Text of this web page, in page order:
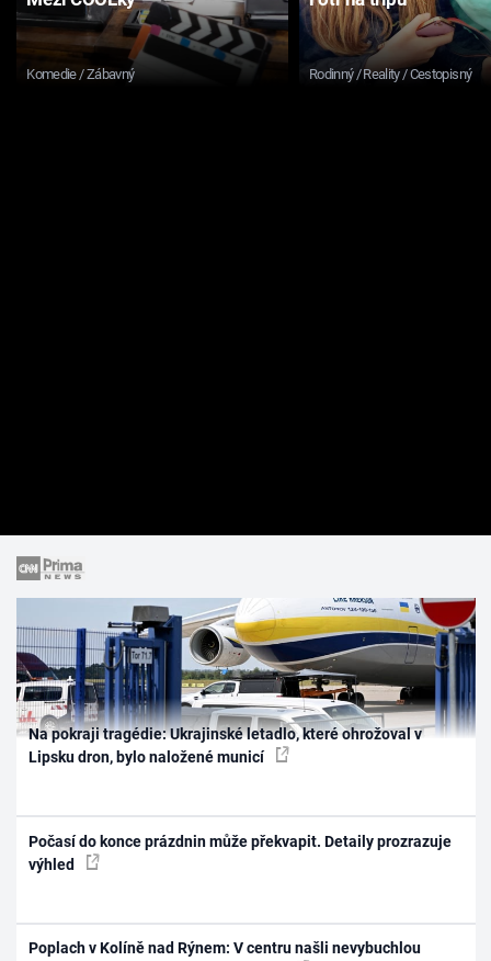
Komedie / Zábavný Rodinný / Reality / Cestopisný
Na pokraji tragédie: Ukrajinské letadlo, které ohrožoval v
Lipsku dron, bylo naložené municí
Počasí do konce prázdnin může překvapit. Detaily prozrazuje
výhled
Poplach v Kolíně nad Rýnem: V centru našli nevybuchlou